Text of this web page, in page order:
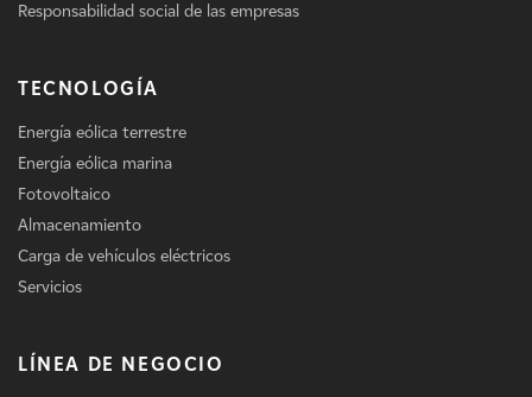
Responsabilidad social de las empresas
TECNOLOGÍA
Energía eólica terrestre
Energía eólica marina
Fotovoltaico
Almacenamiento
Carga de vehículos eléctricos
Servicios
LÍNEA DE NEGOCIO